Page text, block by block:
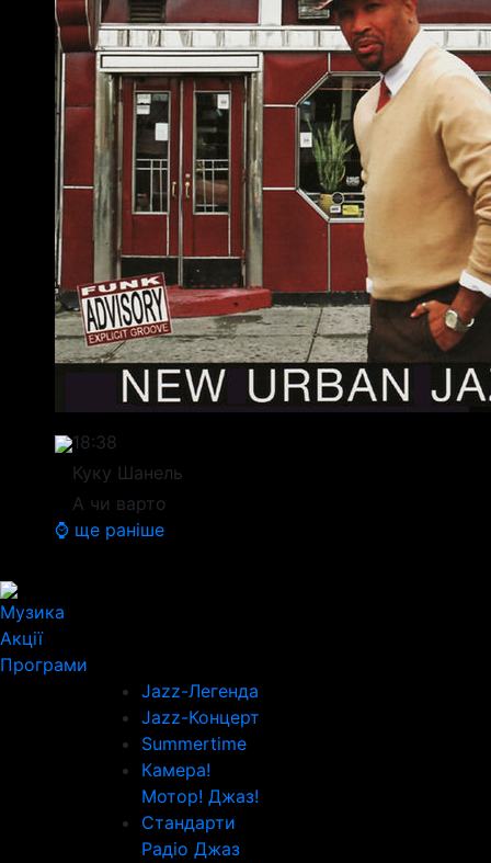
18:38
Куку Шанель
А чи варто
⌚ ще раніше
Музика
Акції
Програми
Jazz-Легенда
Jazz-Концерт
Summertime
Камера!
Мотор! Джаз!
Стандарти
Радіо Джаз